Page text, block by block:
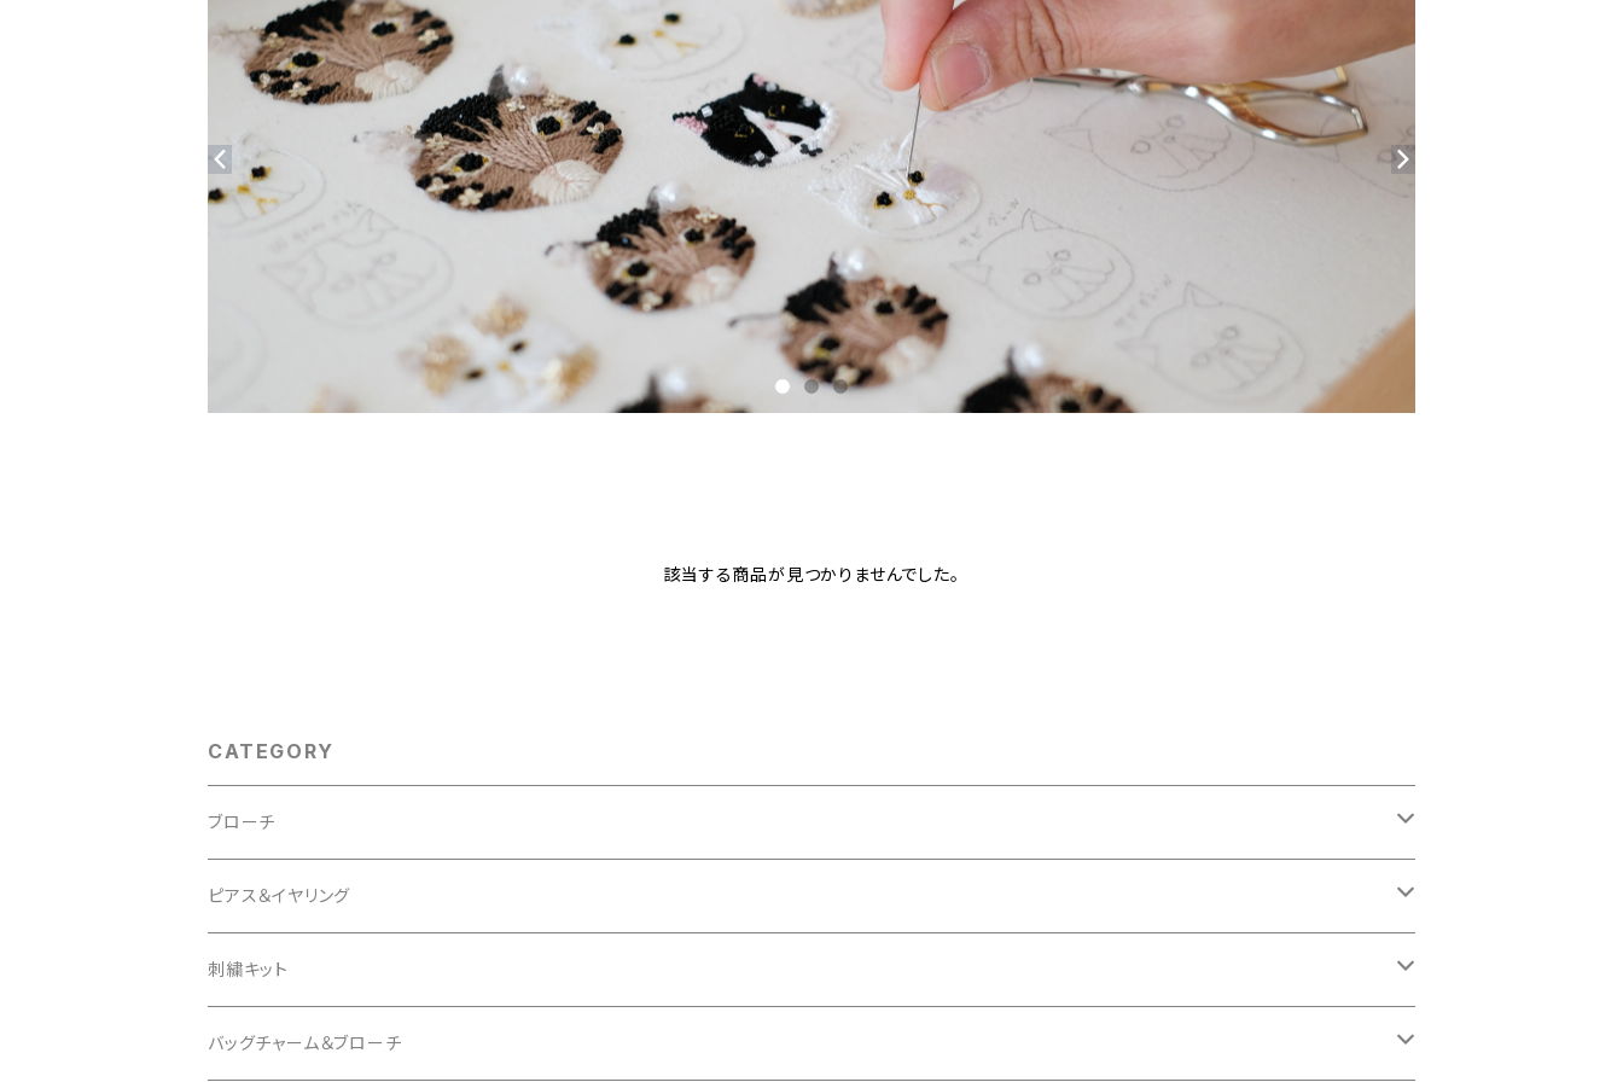
該当する商品が見つかりませんでした。
CATEGORY
ブローチ
Animal
Cat
Bird
Insect
Butterfly
Other
ピアス＆イヤリング
mocomoco
butterfly
刺繍キット
Cat
バッグチャーム＆ブローチ